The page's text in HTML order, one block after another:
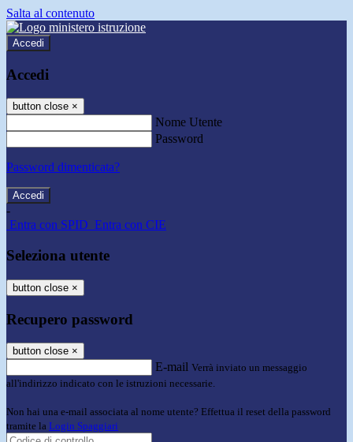
Salta al contenuto
Accedi
Accedi
button close ×
Nome Utente
Password
Password dimenticata?
-
Entra con SPID Entra con CIE
Seleziona utente
button close ×
Recupero password
button close ×
E-mail Verrà inviato un messaggio
all'indirizzo indicato con le istruzioni necessarie.
Non hai una e-mail associata al nome utente? Effettua il reset della password
tramite la Login Spaggiari